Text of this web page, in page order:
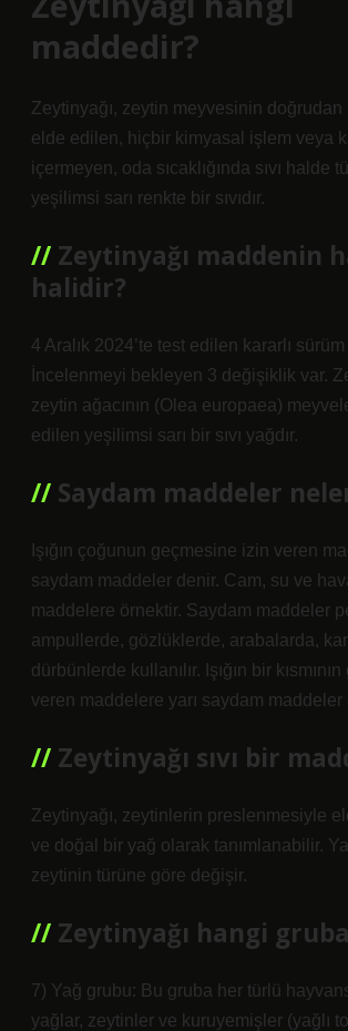
maddedir?
Zeytinyağı, zeytin meyvesinin doğrudan
elde edilen, hiçbir kimyasal işlem veya
içermeyen, oda sıcaklığında sıvı halde
yeşilimsi sarı renkte bir sıvıdır.
Zeytinyağı maddenin
halidir?
4 Aralık 2024’te test edilen kararlı
İncelenmeyi bekleyen 3 değişiklik var.
zeytin ağacının (Olea europaea)
edilen yeşilimsi sarı bir sıvı yağdır.
Saydam maddeler
Işığın çoğunun geçmesine izin veren
saydam maddeler denir. Cam, su ve
maddelere örnektir. Saydam maddeler
ampullerde, gözlüklerde, arabalarda,
dürbünlerde kullanılır. Işığın bir
veren maddelere yarı saydam maddeler
Zeytinyağı sıvı bir
Zeytinyağı, zeytinlerin preslenmesiyle
ve doğal bir yağ olarak tanımlanabilir.
zeytinin türüne göre değişir.
Zeytinyağı hangi
7) Yağ grubu: Bu gruba her türlü
yağlar, zeytinler ve kuruyemişler (yağlı